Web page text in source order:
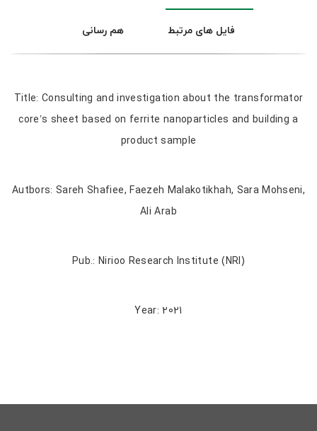
فایل های مرتبط هم رسانی
Title: Consulting and investigation about the transformator
core’s sheet based on ferrite nanoparticles and building a
product sample
Autbors: Sareh Shafiee, Faezeh Malakotikhah, Sara Mohseni,
Ali Arab
Pub.: Nirioo Research Institute (NRI)
Year: 2021